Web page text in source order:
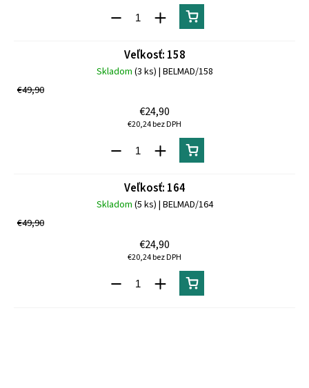
Veľkosť: 158
Skladom (3 ks) | BELMAD/158
€49,90
€24,90
€20,24 bez DPH
Veľkosť: 164
Skladom (5 ks) | BELMAD/164
€49,90
€24,90
€20,24 bez DPH